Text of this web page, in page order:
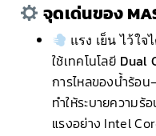
จุดเด่นของ
แรง เย็น ไว้ใจ
ใช้เทคโนโลยี Dual
การไหลของน้ำร้อน
ทำให้ระบายความ
แรงอย่าง Intel